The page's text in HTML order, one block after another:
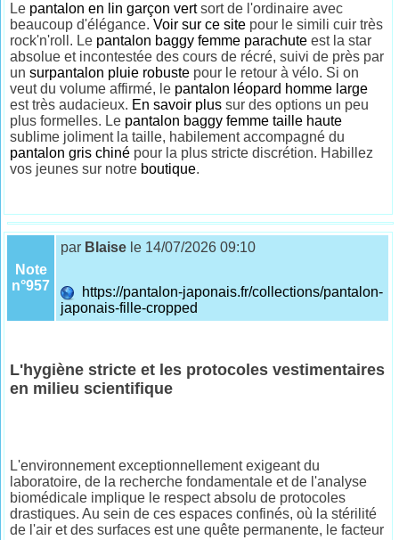
Le pantalon en lin garçon vertsort de l'ordinaire avec
beaucoup d'élégance.Voir sur ce site pour le simili cuir très
rock'n'roll. Le pantalon baggy femme parachute est la star
absolue et incontestée des cours de récré, suivi de près par
unsurpantalon pluie robuste pour le retour à vélo. Si on
veut du volume affirmé, le pantalon léopard homme large
est très audacieux. En savoir plus sur des options un peu
plus formelles. Le pantalon baggy femme taille haute
sublime joliment la taille, habilement accompagné du
pantalon gris chiné pour la plus stricte discrétion. Habillez
vos jeunes sur notre boutique.
Note
n°957
par Blaise le 14/07/2026 09:10
https://pantalon-japonais.fr/collections/pantalon-
japonais-fille-cropped
L'hygiène stricte et les protocoles vestimentaires
en milieu scientifique
L'environnement exceptionnellement exigeant du
laboratoire, de la recherche fondamentale et de l'analyse
biomédicale implique le respect absolu de protocoles
drastiques. Au sein de ces espaces confinés, où la stérilité
de l'air et des surfaces est une quête permanente, le facteur